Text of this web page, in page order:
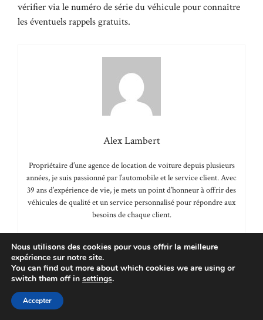
vérifier via le numéro de série du véhicule pour connaître
les éventuels rappels gratuits.
Alex Lambert
Propriétaire d’une agence de location de voiture depuis plusieurs
années, je suis passionné par l’automobile et le service client. Avec
39 ans d’expérience de vie, je mets un point d’honneur à offrir des
véhicules de qualité et un service personnalisé pour répondre aux
besoins de chaque client.
Catégories
Automobile
Gpnet : tout savoir sur la solution de gestion pour les
professionnels
Nous utilisons des cookies pour vous offrir la meilleure
expérience sur notre site.
You can find out more about which cookies we are using or
switch them off in settings.
Accepter